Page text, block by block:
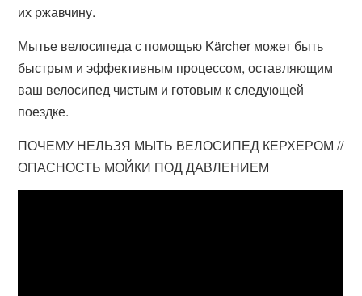
их ржавчину.
Мытье велосипеда с помощью Kärcher может быть
быстрым и эффективным процессом, оставляющим
ваш велосипед чистым и готовым к следующей
поездке.
ПОЧЕМУ НЕЛЬЗЯ МЫТЬ ВЕЛОСИПЕД КЕРХЕРОМ //
ОПАСНОСТЬ МОЙКИ ПОД ДАВЛЕНИЕМ